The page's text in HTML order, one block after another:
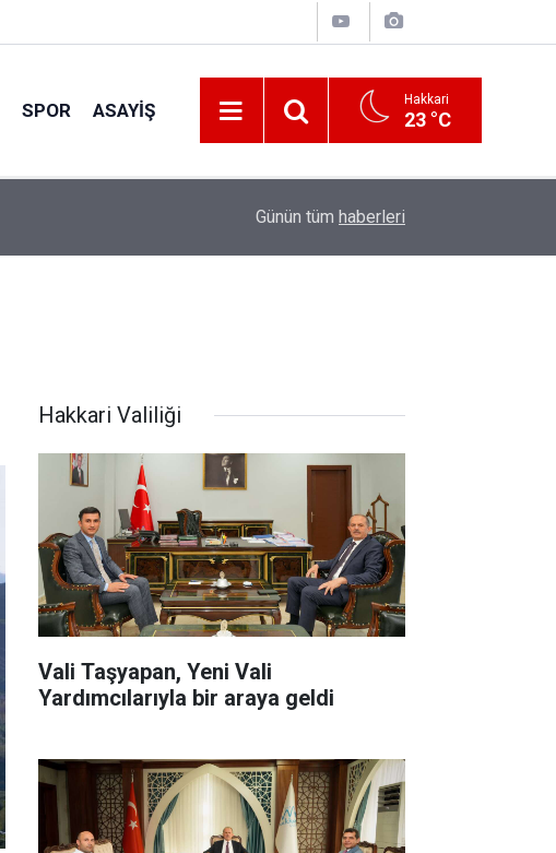
SPOR ASAYIŞ Hakkari
23 °C
İhtiyaç Sahibi Engellilere umut olan bağış
Günün tüm haberleri
Hakkari Valiliği
Vali Taşyapan, Yeni Vali
Yardımcılarıyla bir araya geldi